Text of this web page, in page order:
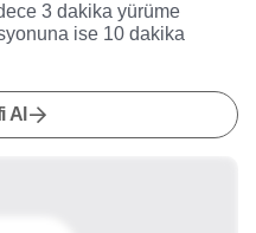
3 dakika yürüme
ise 10 dakika
Al